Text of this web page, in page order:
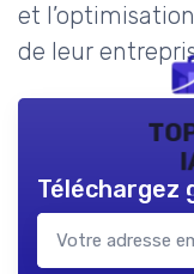
et
de leur
Téléchargez